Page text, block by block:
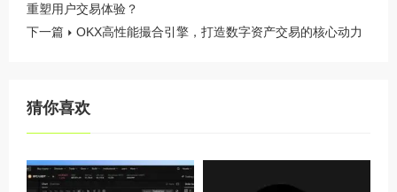
重塑用户交易体验？
下一篇
OKX高性能撮合引擎，打造数字资产交易的核心动力
猜你喜欢